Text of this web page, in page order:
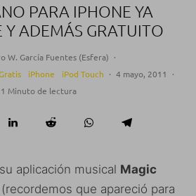
PARA IPHONE YA
Y ADEMÁS GRATUITO
W. García Fuentes (Esfera) ·
iPhone iPod Touch · 4 mayo, 2011
·
1 Minuto de lectura
aplicación musical Magic
que apareció para